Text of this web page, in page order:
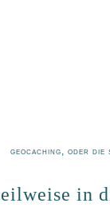
geocaching, oder
in